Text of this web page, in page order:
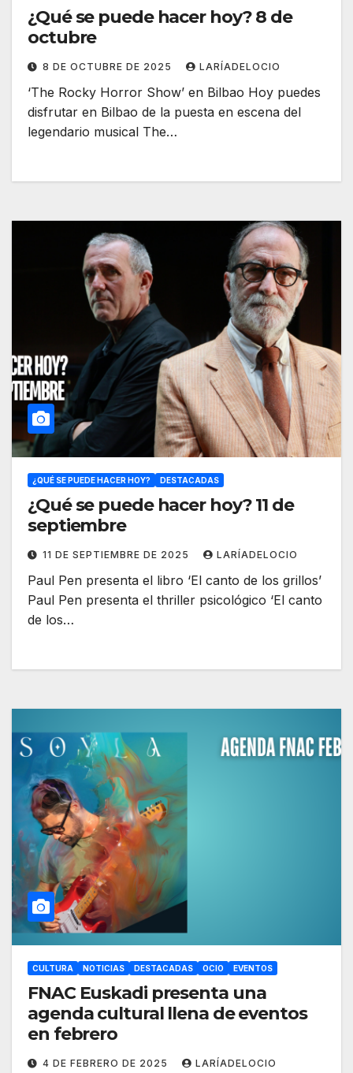
¿Qué se puede hacer hoy? 8 de
octubre
8 DE OCTUBRE DE 2025 LARÍADELOCIO
‘The Rocky Horror Show’ en Bilbao Hoy puedes
disfrutar en Bilbao de la puesta en escena del
legendario musical The…
¿QUÉ SE PUEDE HACER HOY? DESTACADAS
¿Qué se puede hacer hoy? 11 de
septiembre
11 DE SEPTIEMBRE DE 2025 LARÍADELOCIO
Paul Pen presenta el libro ‘El canto de los grillos’
Paul Pen presenta el thriller psicológico ‘El canto
de los…
CULTURA NOTICIAS DESTACADAS OCIO EVENTOS
FNAC Euskadi presenta una
agenda cultural llena de eventos
en febrero
4 DE FEBRERO DE 2025 LARÍADELOCIO